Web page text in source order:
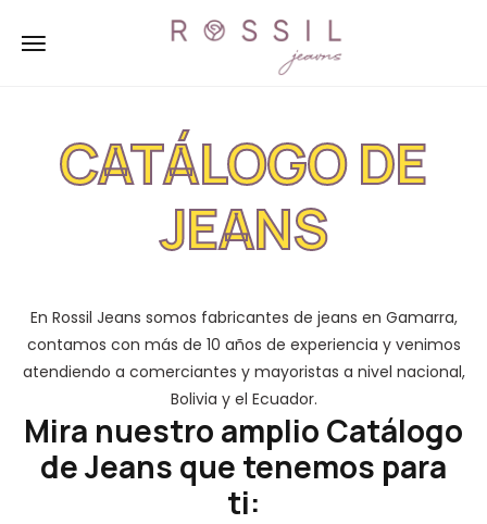
CATÁLOGO DE
JEANS
En Rossil Jeans somos fabricantes de jeans en Gamarra,
contamos con más de 10 años de experiencia y venimos
atendiendo a comerciantes y mayoristas a nivel nacional,
Bolivia y el Ecuador.
Mira nuestro amplio Catálogo
de Jeans que tenemos para
ti: